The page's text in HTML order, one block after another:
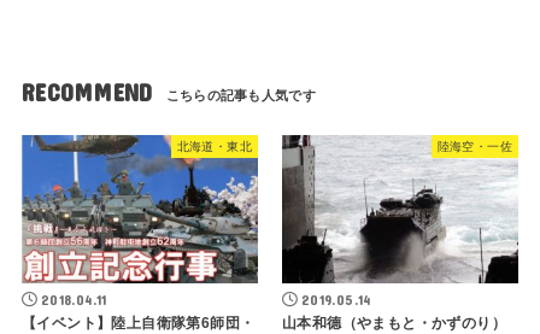
RECOMMEND
北海道・東北
2018.04.11
【イベント】陸上自衛隊第6師団・
陸海空・一佐
2019.05.14
山本和德（やまもと・かずのり）